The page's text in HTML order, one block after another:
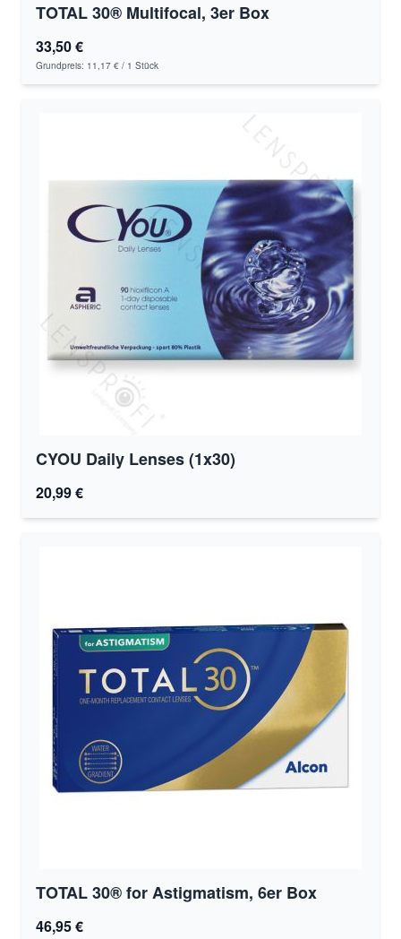
TOTAL 30® Multifocal, 3er Box
33,50 €
Grundpreis: 11,17 € / 1 Stück
CYOU Daily Lenses (1x30)
20,99 €
TOTAL 30® for Astigmatism, 6er Box
46,95 €